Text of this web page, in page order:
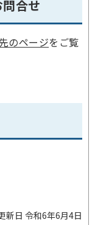
合せ
のページをご覧
新日 令和6年6月4日